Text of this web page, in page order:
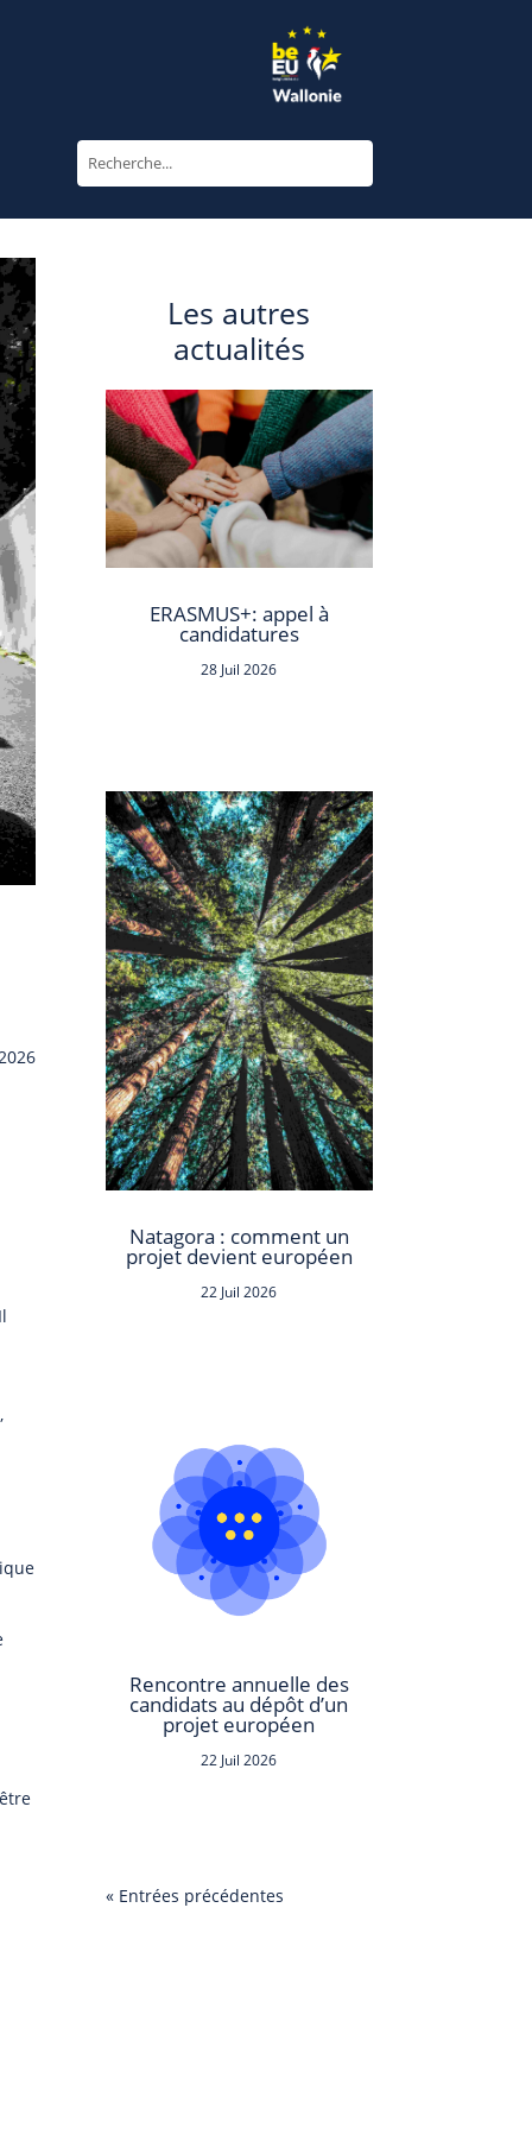
Les autres
actualités
ERASMUS+: appel à
candidatures
28 Juil 2026
Natagora : comment un
projet devient européen
22 Juil 2026
Rencontre annuelle des
candidats au dépôt d’un
projet européen
22 Juil 2026
« Entrées précédentes